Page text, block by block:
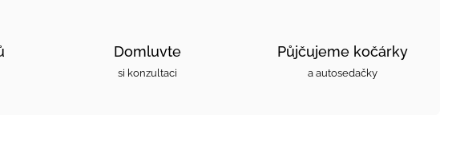
Domluvte
si konzultaci
Půjčujeme kočárky
a autosedačky